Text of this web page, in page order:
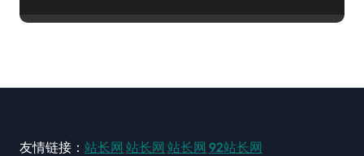
友情链接： 站长网 站长网 站长网 92站长网